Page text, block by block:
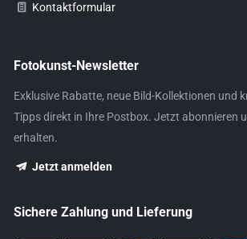
Kontaktformular
Fotokunst-Newsletter
Exklusive Rabatte, neue Bild-Kollektionen und
Tipps direkt in Ihre Postbox. Jetzt abonnieren
erhalten.
Jetzt anmelden
Sichere Zahlung und Lieferung